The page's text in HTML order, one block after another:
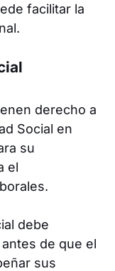
facilitar la
derecho a
Social en
su
el
debe
de que el
sus